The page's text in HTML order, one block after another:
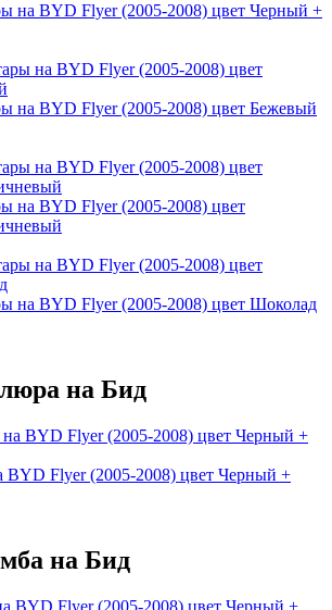
на BYD Flyer (2005-2008) цвет Черный +
на BYD Flyer (2005-2008) цвет Бежевый
на BYD Flyer (2005-2008) цвет
на BYD Flyer (2005-2008) цвет Шоколад
на Бид
BYD Flyer (2005-2008) цвет Черный +
на Бид